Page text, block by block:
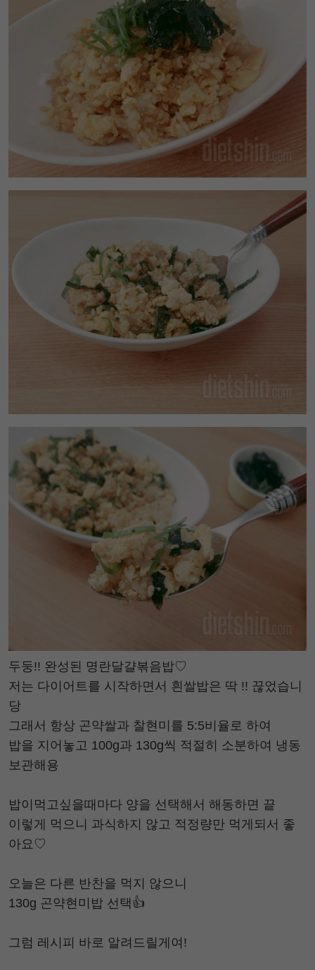
두둥!! 완성된 명란달걀볶음밥♡
저는 다이어트를 시작하면서 흰쌀밥은 딱 !! 끊었습니
당
그래서 항상 곤약쌀과 찰현미를 5:5비율로 하여
밥을 지어놓고 100g과 130g씩 적절히 소분하여 냉동
보관해용
밥이먹고싶을때마다 양을 선택해서 해동하면 끝
이렇게 먹으니 과식하지 않고 적정량만 먹게되서 좋
아요♡
오늘은 다른 반찬을 먹지 않으니
130g 곤약현미밥 선택👍
그럼 레시피 바로 알려드릴게여!